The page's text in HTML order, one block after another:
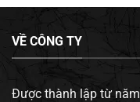
VỀ CÔNG TY
Được thành lập từ